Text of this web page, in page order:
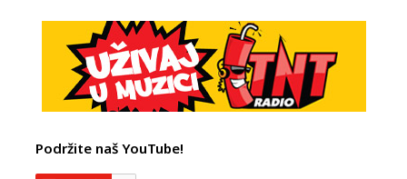
Podržite naš YouTube!